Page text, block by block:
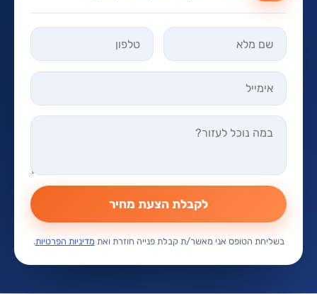
לקבלת הצעת מחיר
בשליחת הטופס אני מאשר/ת קבלת פנייה חוזרת ואת מדיניות הפרטיות.
אל תמלאו שדה זה